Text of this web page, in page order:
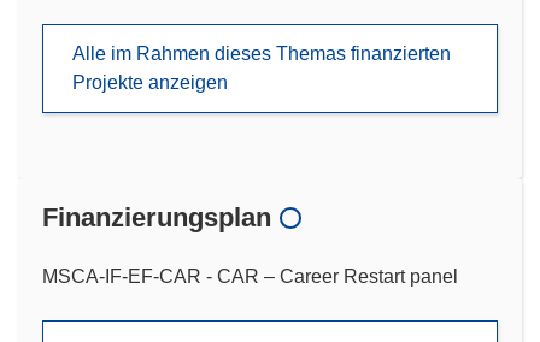
Alle im Rahmen dieses Themas finanzierten
Projekte anzeigen
Finanzierungsplan
MSCA-IF-EF-CAR - CAR – Career Restart panel